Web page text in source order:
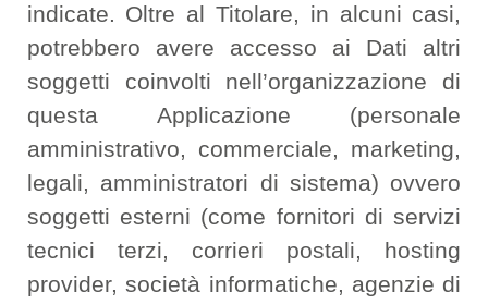
indicate. Oltre al Titolare, in alcuni casi,
potrebbero avere accesso ai Dati altri
soggetti coinvolti nell’organizzazione di
questa Applicazione (personale
amministrativo, commerciale, marketing,
legali, amministratori di sistema) ovvero
soggetti esterni (come fornitori di servizi
tecnici terzi, corrieri postali, hosting
provider, società informatiche, agenzie di